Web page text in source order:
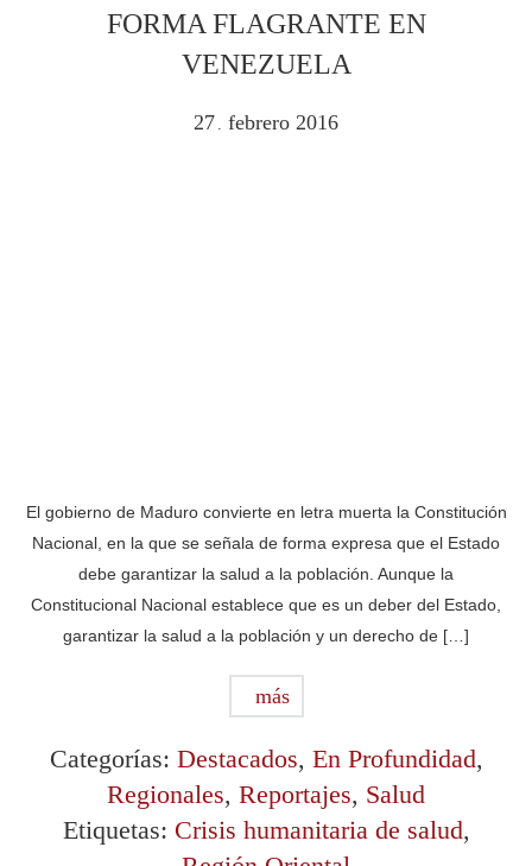
FORMA FLAGRANTE EN
VENEZUELA
27 febrero 2016
El gobierno de Maduro convierte en letra muerta la Constitución
Nacional, en la que se señala de forma expresa que el Estado
debe garantizar la salud a la población. Aunque la
Constitucional Nacional establece que es un deber del Estado,
garantizar la salud a la población y un derecho de […]
más
Categorías: Destacados, En Profundidad,
Regionales, Reportajes, Salud
Etiquetas: Crisis humanitaria de salud,